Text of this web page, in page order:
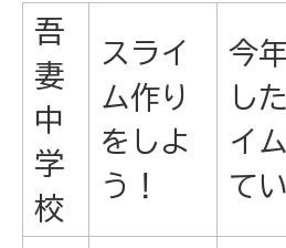
吾
妻
中
学
校
スライ
ム作り
をしよ
う！
今
し
イ
て